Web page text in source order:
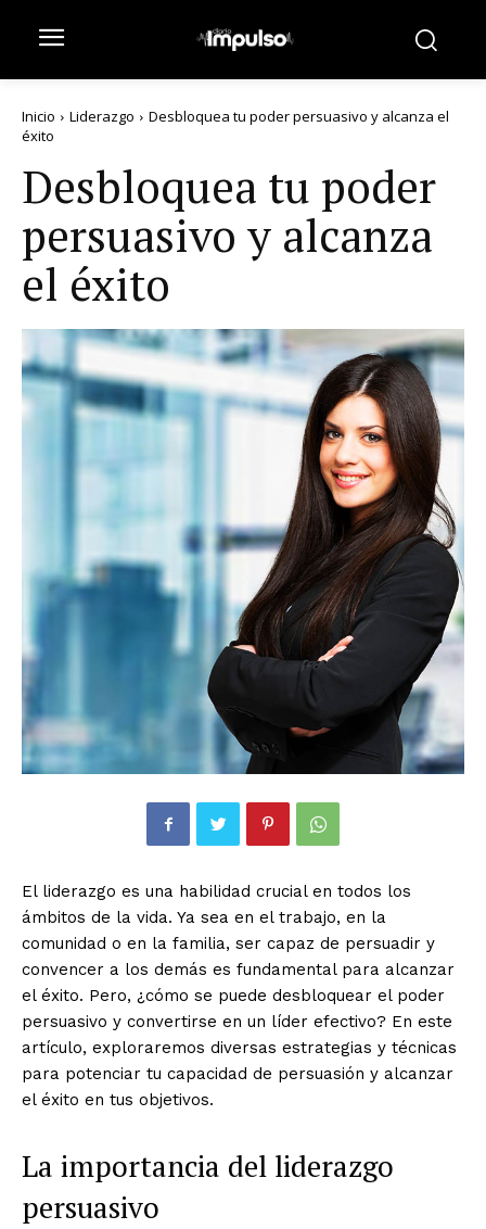
Inicio Liderazgo
Desbloquea tu poder persuasivo y alcanza el
éxito
Desbloquea tu poder
persuasivo y alcanza
el éxito
El liderazgo es una habilidad crucial en todos los
ámbitos de la vida. Ya sea en el trabajo, en la
comunidad o en la familia, ser capaz de persuadir y
convencer a los demás es fundamental para alcanzar
el éxito. Pero, ¿cómo se puede desbloquear el poder
persuasivo y convertirse en un líder efectivo? En este
artículo, exploraremos diversas estrategias y técnicas
para potenciar tu capacidad de persuasión y alcanzar
el éxito en tus objetivos.
La importancia del liderazgo
persuasivo